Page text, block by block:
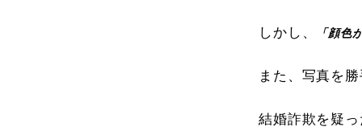
しかし、 「顔色
また、写真を
結婚詐欺を疑